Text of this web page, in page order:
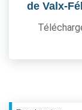
de Valx-